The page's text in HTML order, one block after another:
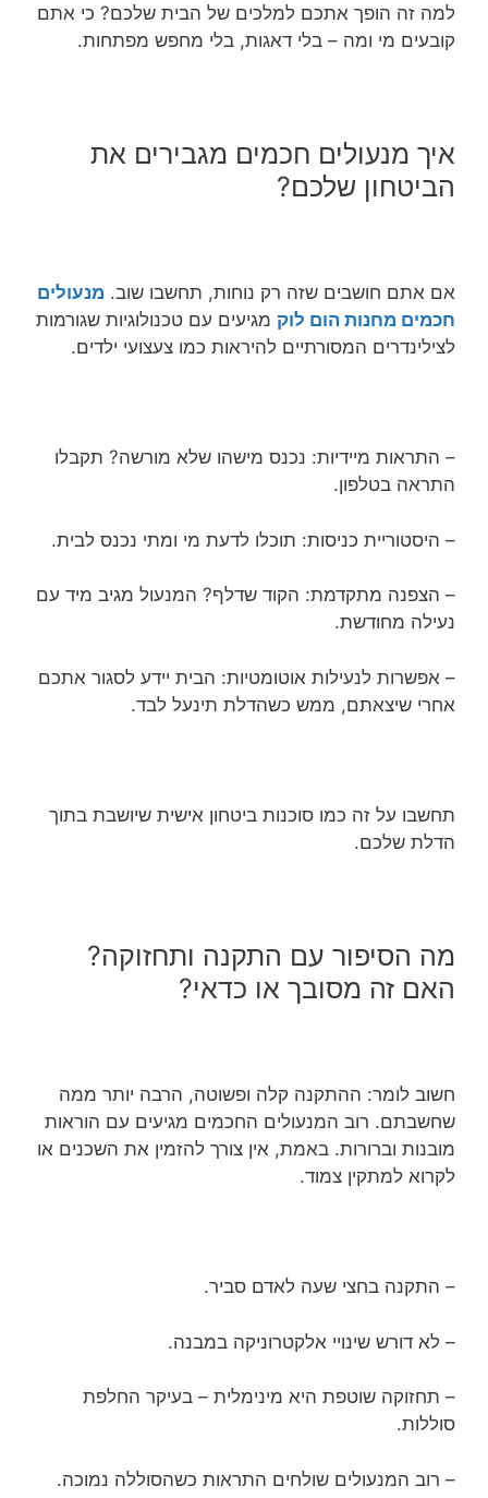
למה זה הופך אתכם למלכים של הבית שלכם? כי אתם
קובעים מי ומה – בלי דאגות, בלי מחפש מפתחות.
איך מנעולים חכמים מגבירים את
הביטחון שלכם?
אם אתם חושבים שזה רק נוחות, תחשבו שוב. מנעולים
חכמים מחנות הום לוק מגיעים עם טכנולוגיות שגורמות
לצילינדרים המסורתיים להיראות כמו צעצועי ילדים.
– התראות מיידיות: נכנס מישהו שלא מורשה? תקבלו
התראה בטלפון.
– היסטוריית כניסות: תוכלו לדעת מי ומתי נכנס לבית.
– הצפנה מתקדמת: הקוד שדלף? המנעול מגיב מיד עם
נעילה מחודשת.
– אפשרות לנעילות אוטומטיות: הבית יידע לסגור אתכם
אחרי שיצאתם, ממש כשהדלת תינעל לבד.
תחשבו על זה כמו סוכנות ביטחון אישית שיושבת בתוך
הדלת שלכם.
מה הסיפור עם התקנה ותחזוקה?
האם זה מסובך או כדאי?
חשוב לומר: ההתקנה קלה ופשוטה, הרבה יותר ממה
שחשבתם. רוב המנעולים החכמים מגיעים עם הוראות
מובנות וברורות. באמת, אין צורך להזמין את השכנים או
לקרוא למתקין צמוד.
– התקנה בחצי שעה לאדם סביר.
– לא דורש שינויי אלקטרוניקה במבנה.
– תחזוקה שוטפת היא מינימלית – בעיקר החלפת
סוללות.
– רוב המנעולים שולחים התראות כשהסוללה נמוכה.